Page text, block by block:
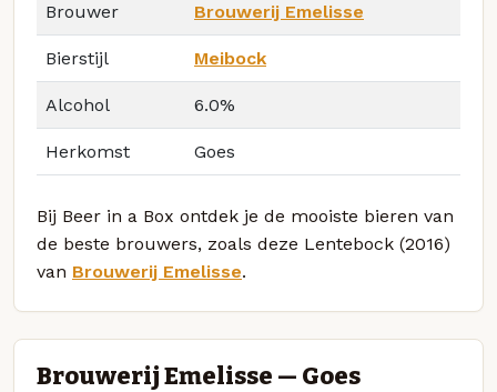
Brouwer Brouwerij Emelisse
Bierstijl Meibock
Alcohol 6.0%
Herkomst Goes
Bij Beer in a Box ontdek je de mooiste bieren van
de beste brouwers, zoals deze Lentebock (2016)
van Brouwerij Emelisse.
Brouwerij Emelisse — Goes